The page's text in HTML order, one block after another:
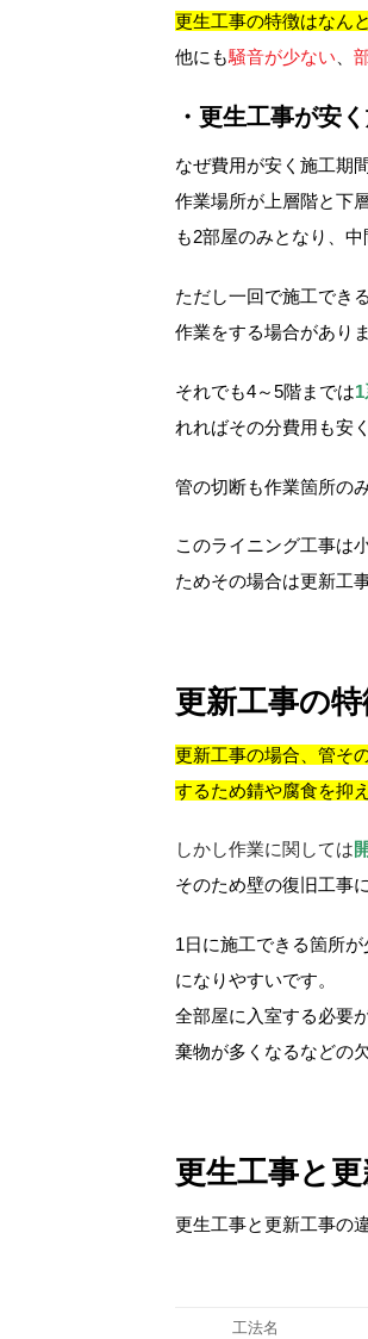
更生工事の特徴はなん
他にも騒音が少ない
・更生工事が安
なぜ費用が安く施工期
作業場所が上層階と下
も2部屋のみとなり、
ただし一回で施工でき
作業をする場合がありま
それでも4～5階までは
れればその分費用も安
管の切断も作業箇所の
このライニング工事は
ためその場合は更新工
更新工事の
更新工事の場合、管そ
するため錆や腐食を抑
しかし作業に関しては
そのため壁の復旧工事
1日に施工できる箇所
になりやすいです。
全部屋に入室する必要
棄物が多くなるなどの
更生工事と
更生工事と更新工事の
工法名